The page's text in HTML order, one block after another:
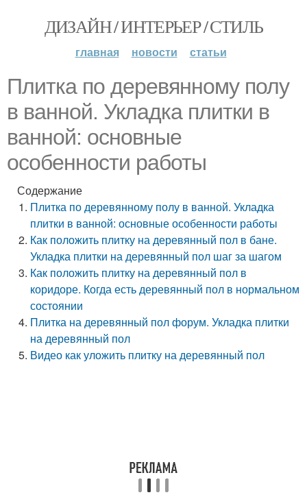
ДИЗАЙН / ИНТЕРЬЕР / СТИЛЬ
главная новости статьи
Плитка по деревянному полу
в ванной. Укладка плитки в
ванной: основные
особенности работы
Содержание
Плитка по деревянному полу в ванной. Укладка
плитки в ванной: основные особенности работы
Как положить плитку на деревянный пол в бане.
Укладка плитки на деревянный пол шаг за шагом
Как положить плитку на деревянный пол в
коридоре. Когда есть деревянный пол в нормальном
состоянии
Плитка на деревянный пол форум. Укладка плитки
на деревянный пол
Видео как уложить плитку на деревянный пол